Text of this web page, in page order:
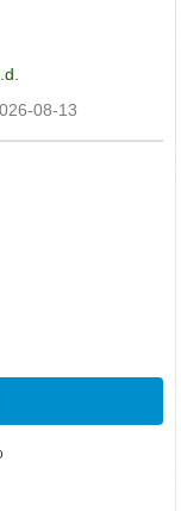
08-13